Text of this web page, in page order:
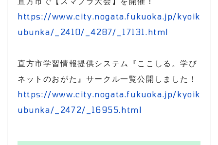
https://www.city.nogata.fukuoka.jp/kyoik
ubunka/_2410/_4287/_17131.html
直方市学習情報提供システム『ここしる。学び
ネットのおがた』サークル一覧公開しました！
https://www.city.nogata.fukuoka.jp/kyoik
ubunka/_2472/_16955.html